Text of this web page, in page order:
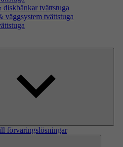
tvättstuga
väggsystem tvättstuga
förvaringslösningar